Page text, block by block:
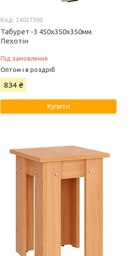
24027300
Табурет -3 450х350х350мм
Пехотін
Під замовлення
Оптом і в роздріб
834 ₴
Купити